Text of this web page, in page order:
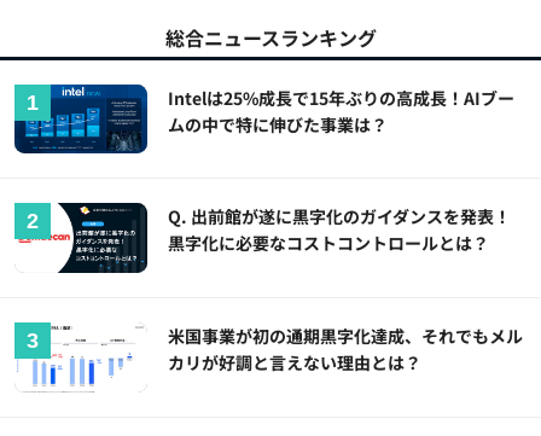
総合ニュースランキング
Intelは25%成長で15年ぶりの高成長！AIブー
ムの中で特に伸びた事業は？
Q. 出前館が遂に黒字化のガイダンスを発表！
黒字化に必要なコストコントロールとは？
米国事業が初の通期黒字化達成、それでもメル
カリが好調と言えない理由とは？